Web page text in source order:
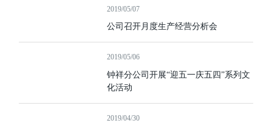
2019/05/07
公司召开月度生产经营分析会
2019/05/06
钟祥分公司开展“迎五一庆五四”系列文
化活动
2019/04/30